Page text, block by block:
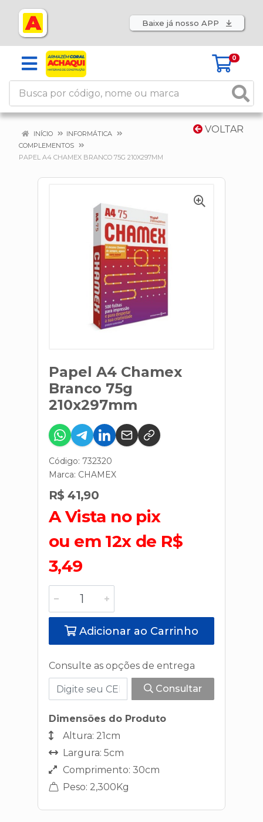
Baixe já nosso APP
0
VOLTAR
INÍCIO
INFORMÁTICA
COMPLEMENTOS
PAPEL A4 CHAMEX BRANCO 75G 210X297MM
Papel A4 Chamex
Branco 75g
210x297mm
Código: 732320
Marca: CHAMEX
R$ 41,90
A Vista no pix
ou em 12x de R$
3,49
Adicionar ao Carrinho
Consulte as opções de entrega
Consultar
Dimensões do Produto
Altura: 21cm
Largura: 5cm
Comprimento: 30cm
Peso: 2,300Kg